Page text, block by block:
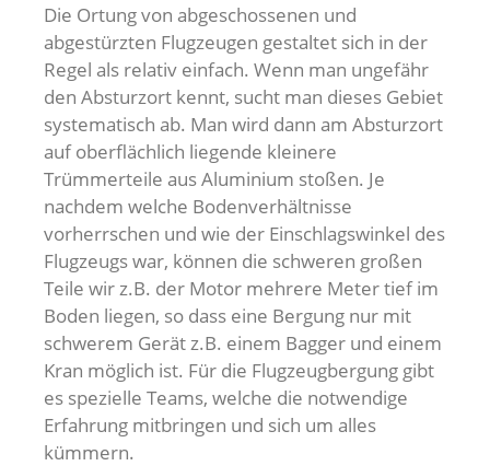
Die Ortung von abgeschossenen und
abgestürzten Flugzeugen gestaltet sich in der
Regel als relativ einfach. Wenn man ungefähr
den Absturzort kennt, sucht man dieses Gebiet
systematisch ab. Man wird dann am Absturzort
auf oberflächlich liegende kleinere
Trümmerteile aus Aluminium stoßen. Je
nachdem welche Bodenverhältnisse
vorherrschen und wie der Einschlagswinkel des
Flugzeugs war, können die schweren großen
Teile wir z.B. der Motor mehrere Meter tief im
Boden liegen, so dass eine Bergung nur mit
schwerem Gerät z.B. einem Bagger und einem
Kran möglich ist. Für die Flugzeugbergung gibt
es spezielle Teams, welche die notwendige
Erfahrung mitbringen und sich um alles
kümmern.